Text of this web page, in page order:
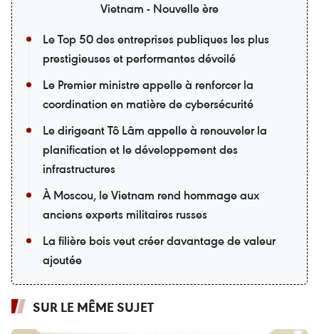
Vietnam - Nouvelle ère
Le Top 50 des entreprises publiques les plus
prestigieuses et performantes dévoilé
Le Premier ministre appelle à renforcer la
coordination en matière de cybersécurité
Le dirigeant Tô Lâm appelle à renouveler la
planification et le développement des
infrastructures
À Moscou, le Vietnam rend hommage aux
anciens experts militaires russes
La filière bois veut créer davantage de valeur
ajoutée
SUR LE MÊME SUJET